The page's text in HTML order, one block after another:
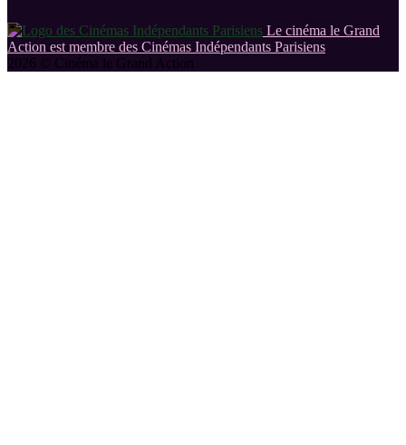
Le cinéma le Grand
Action est membre des Cinémas Indépendants Parisiens
2026 © Cinéma le Grand Action